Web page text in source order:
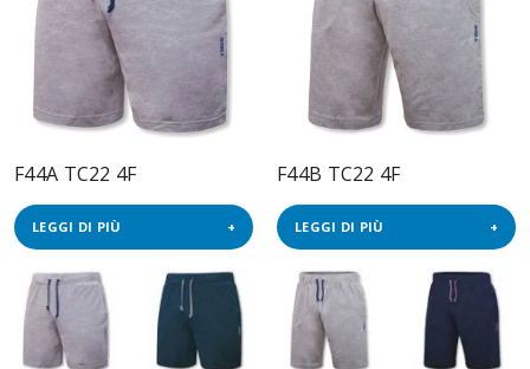
F44A TC22 4F
LEGGI DI PIÙ
F44B TC22 4F
LEGGI DI PIÙ